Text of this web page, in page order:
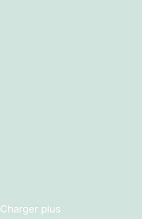
Charger plus